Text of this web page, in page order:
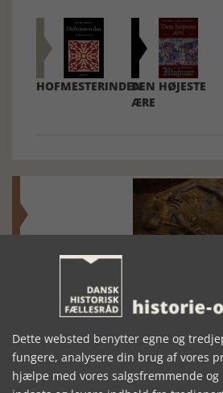
HOFMESTERINDENDEN HØJESTE
ÆRE
Den største samling af moselig i
Silkeborg Hovedgården
Dette websted benytter egne og
fungere, analysere din brug af vores
hjælpe med vores salgsfremmende